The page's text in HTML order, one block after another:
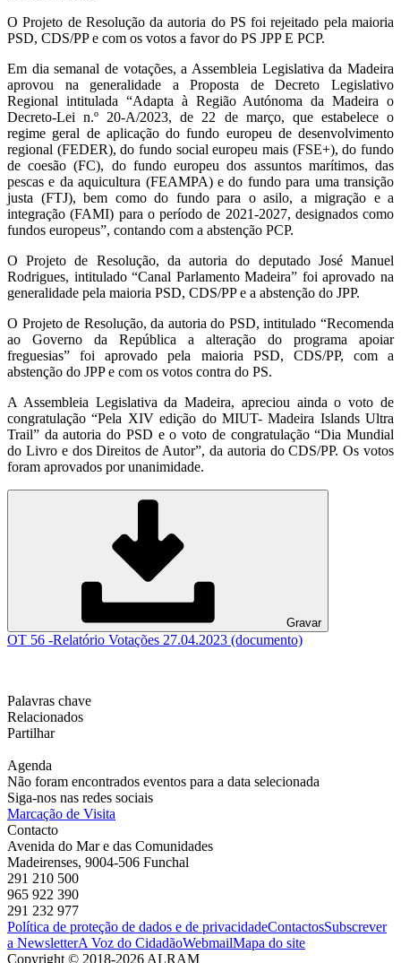
O Projeto de Resolução da autoria do PS foi rejeitado pela maioria
PSD, CDS/PP e com os votos a favor do PS JPP E PCP.
Em dia semanal de votações, a Assembleia Legislativa da Madeira
aprovou na generalidade a Proposta de Decreto Legislativo
Regional intitulada “Adapta à Região Autónoma da Madeira o
Decreto-Lei n.º 20-A/2023, de 22 de março, que estabelece o
regime geral de aplicação do fundo europeu de desenvolvimento
regional (FEDER), do fundo social europeu mais (FSE+), do fundo
de coesão (FC), do fundo europeu dos assuntos marítimos, das
pescas e da aquicultura (FEAMPA) e do fundo para uma transição
justa (FTJ), bem como do fundo para o asilo, a migração e a
integração (FAMI) para o período de 2021-2027, designados como
fundos europeus”, contando com a abstenção PCP.
O Projeto de Resolução, da autoria do deputado José Manuel
Rodrigues, intitulado “Canal Parlamento Madeira” foi aprovado na
generalidade pela maioria PSD, CDS/PP e a abstenção do JPP.
O Projeto de Resolução, da autoria do PSD, intitulado “Recomenda
ao Governo da República a alteração do programa apoiar
freguesias” foi aprovado pela maioria PSD, CDS/PP, com a
abstenção do JPP e com os votos contra do PS.
A Assembleia Legislativa da Madeira, apreciou ainda o voto de
congratulação “Pela XIV edição do MIUT- Madeira Islands Ultra
Trail” da autoria do PSD e o voto de congratulação “Dia Mundial
do Livro e dos Direitos de Autor”, da autoria do CDS/PP. Os votos
foram aprovados por unanimidade.
Gravar
OT 56 -Relatório Votações 27.04.2023 (documento)
Palavras chave
Relacionados
Partilhar
Agenda
Não foram encontrados eventos para a data selecionada
Siga-nos nas redes sociais
Marcação de Visita
Contacto
Avenida do Mar e das Comunidades
Madeirenses, 9004-506 Funchal
291 210 500
965 922 390
291 232 977
Política de proteção de dados e de privacidadeContactosSubscrever
a NewsletterA Voz do CidadãoWebmailMapa do site
Copyright © 2018-2026 ALRAM